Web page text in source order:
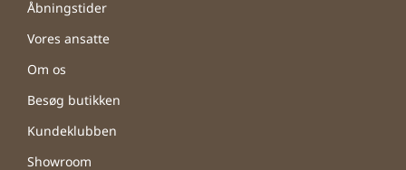
Åbningstider
Vores ansatte
Om os
Besøg butikken
Kundeklubben
Showroom